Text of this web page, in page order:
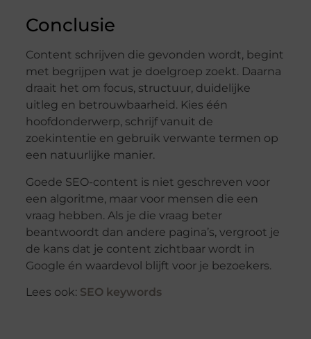
Conclusie
Content schrijven die gevonden wordt, begint
met begrijpen wat je doelgroep zoekt. Daarna
draait het om focus, structuur, duidelijke
uitleg en betrouwbaarheid. Kies één
hoofdonderwerp, schrijf vanuit de
zoekintentie en gebruik verwante termen op
een natuurlijke manier.
Goede SEO-content is niet geschreven voor
een algoritme, maar voor mensen die een
vraag hebben. Als je die vraag beter
beantwoordt dan andere pagina’s, vergroot je
de kans dat je content zichtbaar wordt in
Google én waardevol blijft voor je bezoekers.
Lees ook: SEO keywords